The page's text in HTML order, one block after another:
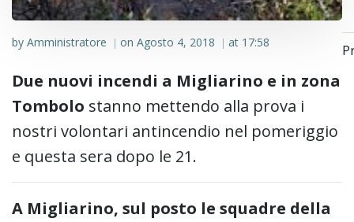
by Amministratore | on Agosto 4, 2018 | at 17:58
Due nuovi incendi a Migliarino e in zona
Tombolo stanno mettendo alla prova i
nostri volontari antincendio nel pomeriggio
e questa sera dopo le 21.
A Migliarino, sul posto le squadre della